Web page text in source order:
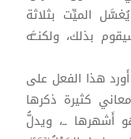
الميِّت بثلاثة
بذلك، ولكنــَّه
هذا الفعل على
كثيرة ذكرها
أَشهرها ــ، ويدلُّ